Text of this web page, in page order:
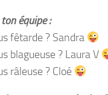
équipe :
fêtarde ? Sandra
blagueuse ? Laura V
râleuse ? Cloé